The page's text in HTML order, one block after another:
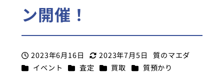
ン開催！
投稿日
2023年6月16日
更新日
2023年7月5日
著
者
質のマエダ
カテゴリー
イベント カテゴリー
査定 カテゴリー
買取 カテゴリー
質預かり